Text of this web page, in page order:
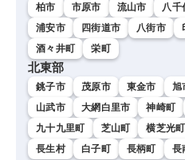
柏市 市原市 流山市 八千
浦安市
四街道市 八街市
酒々井町
栄町
北東部
銚子市 茂原市 東金市 旭
山武市
大網白里市 神崎町
九十九里町
芝山町 横芝光町
長生村
白子町 長柄町 長